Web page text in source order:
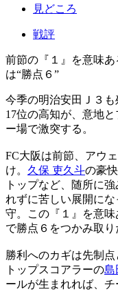
見どころ
戦評
前節の『１』を意味
は“勝点６”
今季の明治安田Ｊ３
17位の高知が、意地
ー場で激突する。
FC大阪は前節、アウ
け。 久保 吏久斗の豪
トップなど、随所に
れずに苦しい展開に
守。この『１』を意
で勝点６をつかみ取り
勝利へのカギは先制
トップスコアラーの島
ールが生まれれば、チ